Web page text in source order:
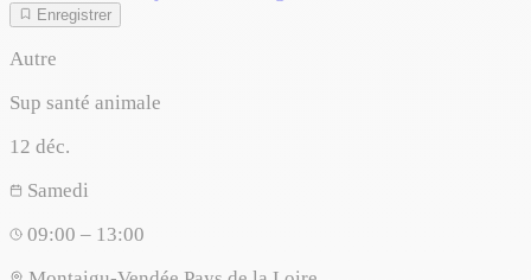
Enregistrer
Autre
Sup santé animale
12 déc.
Samedi
09:00 – 13:00